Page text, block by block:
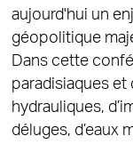
aujourd'hui un
géopolitique
Dans cette
paradisiaques et
hydrauliques,
déluges, d’eaux